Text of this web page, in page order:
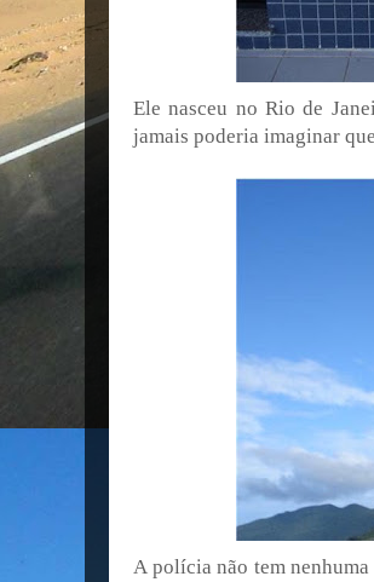
Ele nasceu no Rio de
jamais poderia imaginar
A polícia não tem